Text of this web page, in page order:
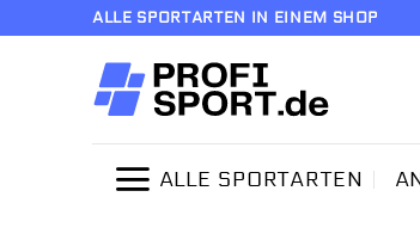
ALLE SPORTARTEN IN EINEM SHOP
ALLE SPORTARTEN